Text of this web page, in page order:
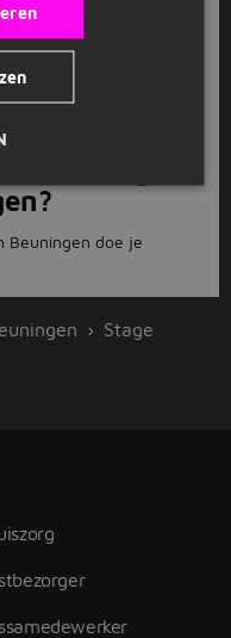
zijn er in
in Beuningen
Beuningen doe je
Stage